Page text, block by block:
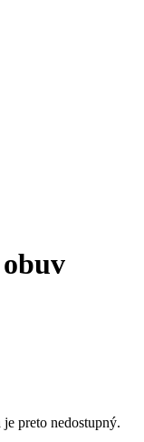
preto nedostupný.